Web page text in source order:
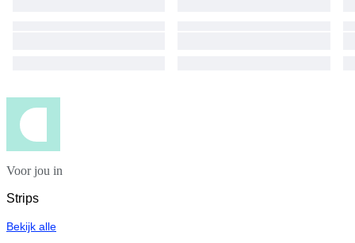
Voor jou in
Strips
Bekijk alle